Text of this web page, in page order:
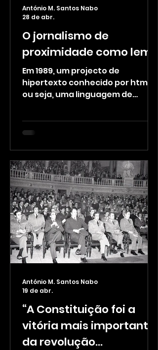
O jornalismo de
proximidade como lema
Em 1989, um projecto de
hipertexto conhecido por html,
ou seja, uma linguagem de
usada para apresentar
conteúdos numa página
trabalhar em conjunto numa
rede de documentos: foi o
nascimento da Internet como
rede global de informação.
Nesse mesmo ano em Abril a
“Folha” colocou nas bancas a
sua primeira edição
testemunhando até hoje, quase
quatro décadas depois, a
evolução do concelho. Desde a
António M. Santos Nabo
28 de abr.
“A Constituição foi a
vitória mais importante
da revolução
António M. Santos Nabo
19 de abr.